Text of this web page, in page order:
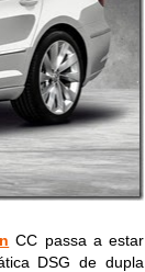
CC passa a estar
DSG de dupla